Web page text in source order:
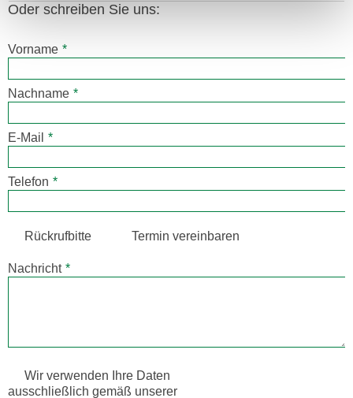
Oder schreiben Sie uns:
Vorname *
Nachname *
E-Mail *
Telefon *
Rückrufbitte Termin vereinbaren
Nachricht *
Wir verwenden Ihre Daten
ausschließlich gemäß unserer